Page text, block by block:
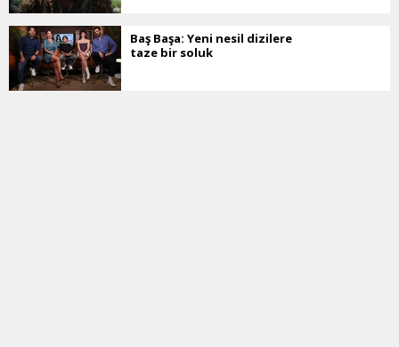
Baş Başa: Yeni nesil dizilere
taze bir soluk